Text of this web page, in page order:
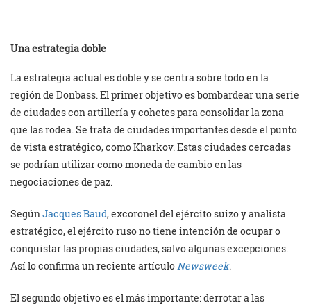
Una estrategia doble
La estrategia actual es doble y se centra sobre todo en la
región de Donbass. El primer objetivo es bombardear una serie
de ciudades con artillería y cohetes para consolidar la zona
que las rodea. Se trata de ciudades importantes desde el punto
de vista estratégico, como Kharkov. Estas ciudades cercadas
se podrían utilizar como moneda de cambio en las
negociaciones de paz.
Según Jacques Baud, excoronel del ejército suizo y analista
estratégico, el ejército ruso no tiene intención de ocupar o
conquistar las propias ciudades, salvo algunas excepciones.
Así lo confirma un reciente artículo Newsweek.
El segundo objetivo es el más importante: derrotar a las